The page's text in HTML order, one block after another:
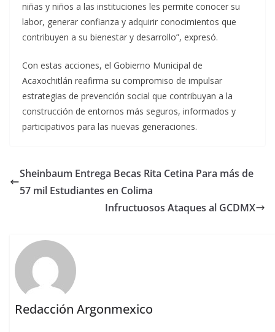
niñas y niños a las instituciones les permite conocer su
labor, generar confianza y adquirir conocimientos que
contribuyen a su bienestar y desarrollo”, expresó.
Con estas acciones, el Gobierno Municipal de
Acaxochitlán reafirma su compromiso de impulsar
estrategias de ‍prevención social que contribuyan a la
construcción de entornos más seguros, informados y‌
participativos para las nuevas generaciones.
Sheinbaum Entrega Becas Rita Cetina Para más de
57 mil Estudiantes en Colima
Infructuosos Ataques al GCDMX
Redacción Argonmexico